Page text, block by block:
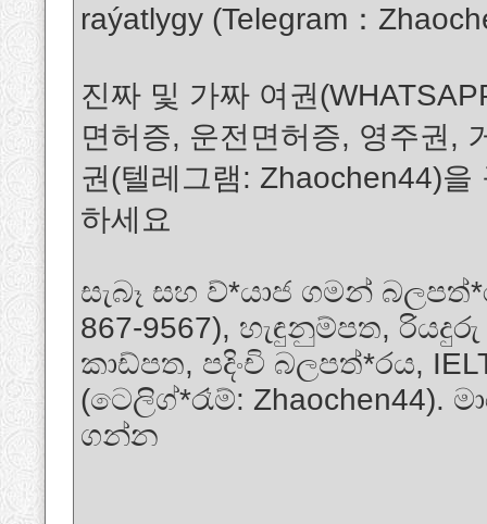
raýatlygy (Telegram：
진짜 및 가짜 여권
면허증, 운전면허증, 영주권,
권(텔레그램: Zhaochen44)
하세요
සැබෑ සහ ව්*යාජ ගමන්
867-9567), හැඳුනුම්පත,
කාඩ්පත, පදිංචි බලපත්*රය,
(ටෙලිග්*රෑම්:
ගන්න